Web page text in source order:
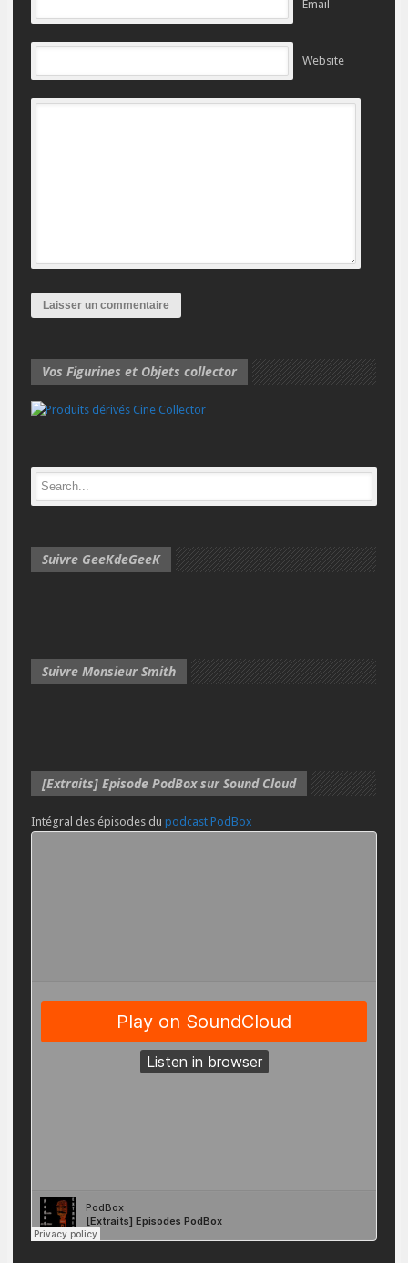
Email
Website
Vos Figurines et Objets collector
Suivre GeeKdeGeeK
Suivre Monsieur Smith
[Extraits] Episode PodBox sur Sound Cloud
Intégral des épisodes du podcast PodBox